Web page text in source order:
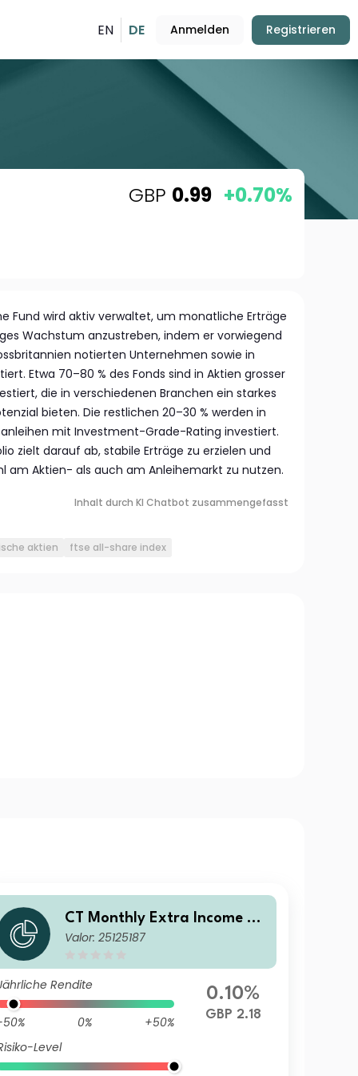
EN DE Anmelden Registrieren
GBP 0.99 +0.70%
Fund wird aktiv verwaltet, um monatliche Erträge
Wachstum anzustreben, indem er vorwiegend
notierten Unternehmen sowie in
Etwa 70–80 % des Fonds sind in Aktien grosser
die in verschiedenen Branchen ein starkes
bieten. Die restlichen 20–30 % werden in
mit Investment-Grade-Rating investiert.
zielt darauf ab, stabile Erträge zu erzielen und
am Aktien- als auch am Anleihemarkt zu nutzen.
Inhalt durch KI Chatbot zusammengefasst
aktien ftse all-share index
CT Monthly Extra Income Fu
nd Z Accumulation GBP
Valor: 25125187
Rendite
0%
+50%
Level
0.10%
GBP 2.18